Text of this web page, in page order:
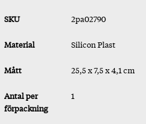
SKU 2pa02790
Material Silicon Plast
Mått 25,5 x 7,5 x 4,1 cm
Antal per
förpackning
1